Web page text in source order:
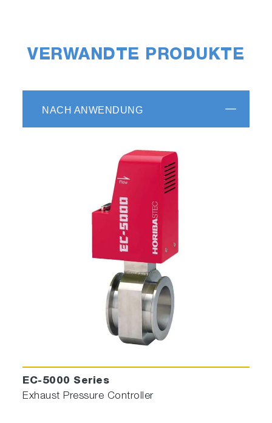
VERWANDTE PRODUKTE
NACH ANWENDUNG
EC-5000 Series
Exhaust Pressure Controller